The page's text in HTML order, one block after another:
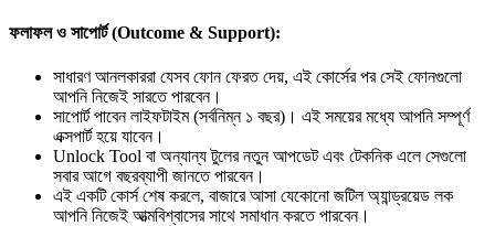
ফলাফল ও সাপোর্ট (Outcome & Support):
সাধারণ আনলকাররা যেসব ফোন ফেরত দেয়, এই কোর্সের পর সেই ফোনগুলো
আপনি নিজেই সারতে পারবেন।
সাপোর্ট পাবেন লাইফটাইম (সর্বনিম্ন ১ বছর)। এই সময়ের মধ্যে আপনি সম্পূর্ণ
এক্সপার্ট হয়ে যাবেন।
Unlock Tool বা অন্যান্য টুলের নতুন আপডেট এবং টেকনিক এলে সেগুলো
সবার আগে বছরব্যাপী জানতে পারবেন।
এই একটি কোর্স শেষ করলে, বাজারে আসা যেকোনো জটিল অ্যান্ড্রয়েড লক
আপনি নিজেই আত্মবিশ্বাসের সাথে সমাধান করতে পারবেন।